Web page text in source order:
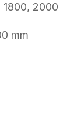
1800, 2000
mm